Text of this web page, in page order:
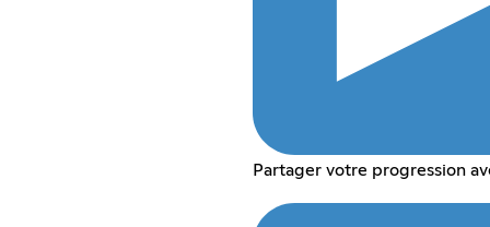
Partager votre progression